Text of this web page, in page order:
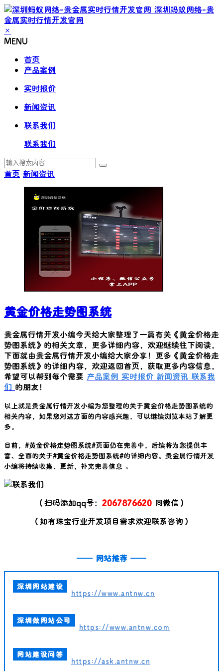
深圳蚂蚁网络-贵
金属实时行情开发官网
×
MENU
首页
产品案例
实时报价
新闻资讯
联系我们
联系我们
首页 新闻资讯
黄金价格走势图系统
贵金属行情开发小编今天给大家整理了一篇有关《黄金价格走
势图系统》的相关文章，更多详细内容，欢迎继续往下阅读，
下面就由贵金属行情开发小编给大家分享！更多《黄金价格走
势图系统》的详细内容，欢迎返回首页，获取更多内容信息，
希望可以帮到每个需要 产品案例 实时报价 新闻资讯 联系我
们 的朋友！
以上就是贵金属行情开发小编为您整理的关于黄金价格走势图系统的
相关内容，如果您对这方面的内容感兴趣，可以继续浏览本站了解更
多。
目前，#黄金价格走势图系统#页面仍在完善中，后续将为您提供丰
富、全面的关于#黄金价格走势图系统#的详细内容。贵金属行情开发
小编将持续收集、更新，补充完善信息 。
（扫码添加qq号： 2067876620 同微信）
（如有珠宝行业开发项目需求欢迎联系咨询）
—— 网站推荐 ——
深圳网站建设
https://www.antnw.cn
深圳做网站公司
https://www.antnw.com
网站建设问答
https://ask.antnw.cn